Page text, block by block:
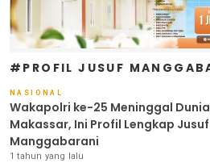
#PROFIL JUSUF
NASIONAL
Wakapolri ke-25 Meninggal
Makassar, Ini Profil Lengkap Jusuf
Manggabarani
1 tahun yang lalu